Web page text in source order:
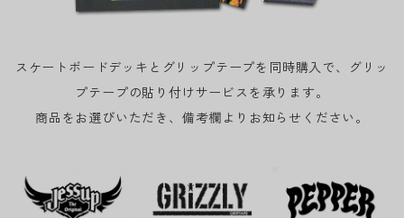
スケートボードデッキとグリップテープを同時購入で、グリッ
プテープの貼り付けサービスを承ります。
商品をお選びいただき、備考欄よりお知らせください。